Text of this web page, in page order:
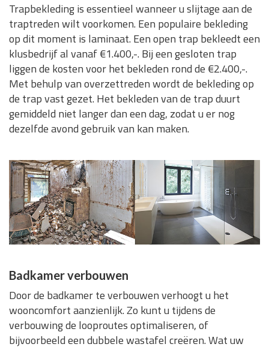
Trapbekleding is essentieel wanneer u slijtage aan de
traptreden wilt voorkomen. Een populaire bekleding
op dit moment is laminaat. Een open trap bekleedt een
klusbedrijf al vanaf €1.400,-. Bij een gesloten trap
liggen de kosten voor het bekleden rond de €2.400,-.
Met behulp van overzettreden wordt de bekleding op
de trap vast gezet. Het bekleden van de trap duurt
gemiddeld niet langer dan een dag, zodat u er nog
dezelfde avond gebruik van kan maken.
Badkamer verbouwen
Door de badkamer te verbouwen verhoogt u het
wooncomfort aanzienlijk. Zo kunt u tijdens de
verbouwing de looproutes optimaliseren, of
bijvoorbeeld een dubbele wastafel creëren. Wat uw